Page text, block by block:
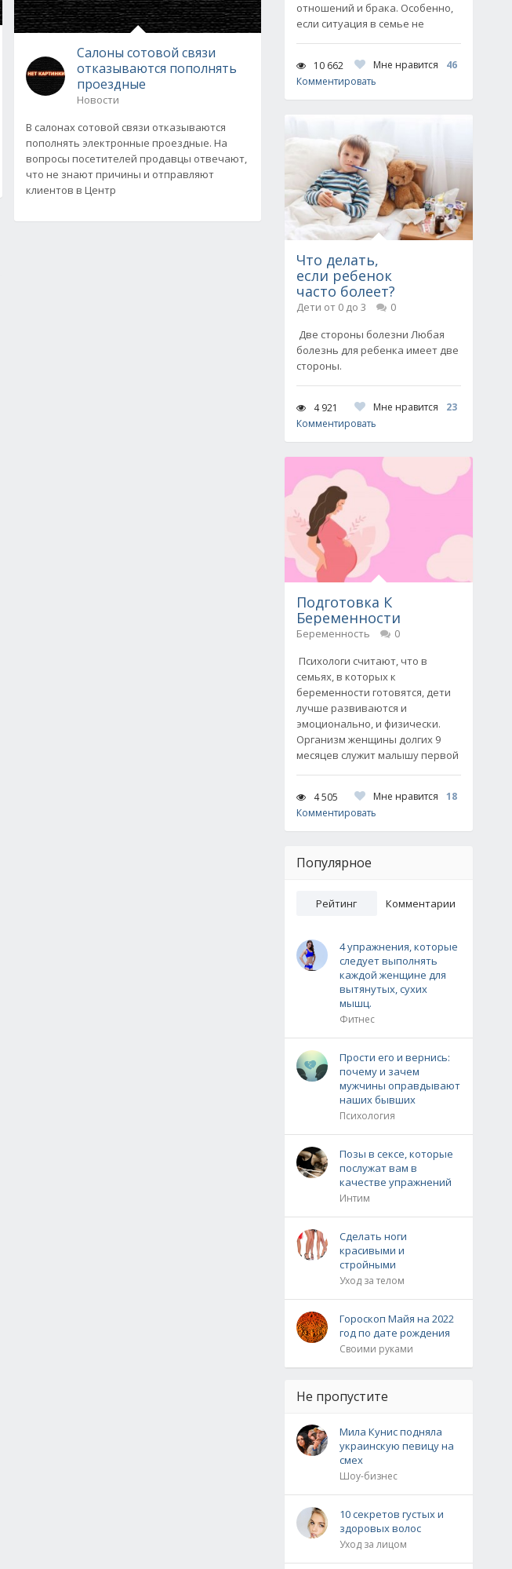
Салоны сотовой связи
отказываются пополнять
проездные
Новости
В салонах сотовой связи отказываются
пополнять электронные проездные. На
вопросы посетителей продавцы отвечают,
что не знают причины и отправляют
клиентов в Центр
отношений и брака. Особенно,
если ситуация в семье не
10 662 Мне нравится
46
Комментировать
Что делать,
если ребенок
часто болеет?
Дети от 0 до 3
0
Две стороны болезни Любая
болезнь для ребенка имеет две
стороны.
4 921 Мне нравится
23
Комментировать
Подготовка К
Беременности
Беременность
0
Психологи считают, что в
семьях, в которых к
беременности готовятся, дети
лучше развиваются и
эмоционально, и физически.
Организм женщины долгих 9
месяцев служит малышу первой
4 505 Мне нравится
18
Комментировать
Популярное
Рейтинг Комментарии
4 упражнения, которые
следует выполнять
каждой женщине для
вытянутых, сухих
мышц.
Фитнес
Прости его и вернись:
почему и зачем
мужчины оправдывают
наших бывших
Психология
Позы в сексе, которые
послужат вам в
качестве упражнений
Интим
Сделать ноги
красивыми и
стройными
Уход за телом
Гороскоп Майя на 2022
год по дате рождения
Своими руками
Не пропустите
Мила Кунис подняла
украинскую певицу на
смех
Шоу-бизнес
10 секретов густых и
здоровых волос
Уход за лицом